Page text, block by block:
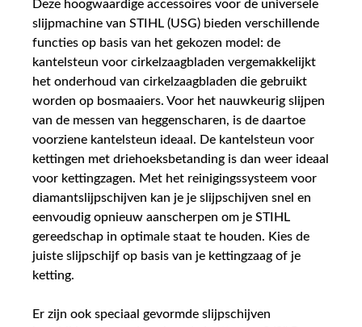
Deze hoogwaardige accessoires voor de universele
slijpmachine van STIHL (USG) bieden verschillende
functies op basis van het gekozen model: de
kantelsteun voor cirkelzaagbladen vergemakkelijkt
het onderhoud van cirkelzaagbladen die gebruikt
worden op bosmaaiers. Voor het nauwkeurig slijpen
van de messen van heggenscharen, is de daartoe
voorziene kantelsteun ideaal. De kantelsteun voor
kettingen met driehoeksbetanding is dan weer ideaal
voor kettingzagen. Met het reinigingssysteem voor
diamantslijpschijven kan je je slijpschijven snel en
eenvoudig opnieuw aanscherpen om je STIHL
gereedschap in optimale staat te houden. Kies de
juiste slijpschijf op basis van je kettingzaag of je
ketting.
Er zijn ook speciaal gevormde slijpschijven